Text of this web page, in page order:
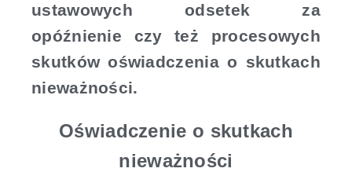
ustawowych odsetek za
opóźnienie czy też procesowych
skutków oświadczenia o skutkach
nieważności.
Oświadczenie o skutkach
nieważności